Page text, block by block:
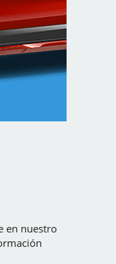
en nuestro